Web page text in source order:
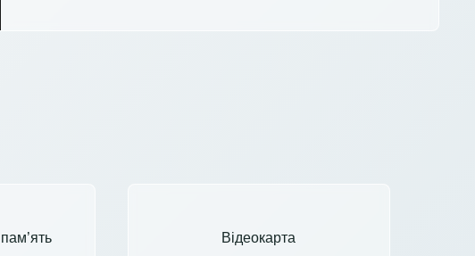
Відеокарта